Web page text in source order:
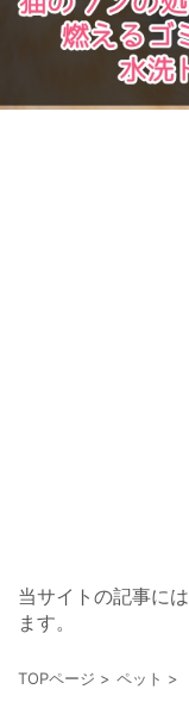
当サイトの記事に
ます。
TOPページ > ペット >